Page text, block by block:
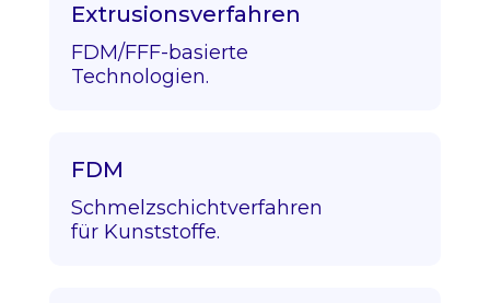
Extrusionsverfahren
FDM/FFF-basierte
Technologien.
FDM
Schmelzschichtverfahren
für Kunststoffe.